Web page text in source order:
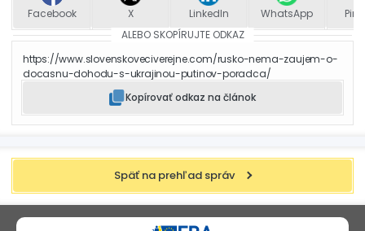
Facebook X LinkedIn WhatsApp
ALEBO SKOPÍRUJTE ODKAZ
https://www.slovenskoveciverejne.com/rusko-nema-zaujem-o-
docasnu-dohodu-s-ukrajinou-putinov-poradca/
Kopírovať odkaz na článok
Späť na prehľad správ